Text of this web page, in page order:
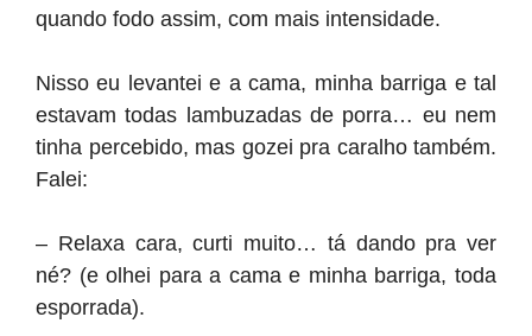
quando fodo assim, com mais intensidade.
Nisso eu levantei e a cama, minha barriga e tal
estavam todas lambuzadas de porra… eu nem
tinha percebido, mas gozei pra caralho também.
Falei:
– Relaxa cara, curti muito… tá dando pra ver
né? (e olhei para a cama e minha barriga, toda
esporrada).